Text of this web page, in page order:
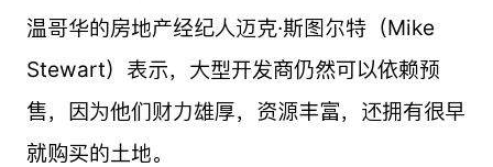
温哥华的房地产经纪人迈克·斯图尔特（Mike
Stewart）表示，大型开发商仍然可以依赖预
售，因为他们财力雄厚，资源丰富，还拥有很早
就购买的土地。